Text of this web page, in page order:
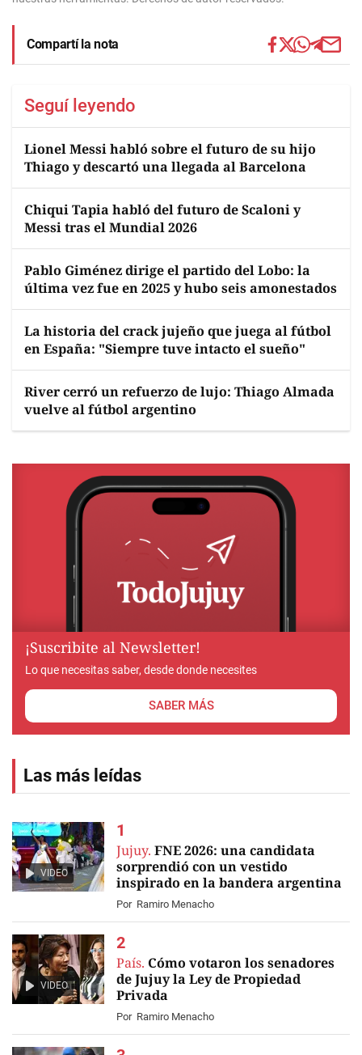
Compartí la nota
Seguí leyendo
Lionel Messi habló sobre el futuro de su hijo
Thiago y descartó una llegada al Barcelona
Chiqui Tapia habló del futuro de Scaloni y
Messi tras el Mundial 2026
Pablo Giménez dirige el partido del Lobo: la
última vez fue en 2025 y hubo seis amonestados
La historia del crack jujeño que juega al fútbol
en España: "Siempre tuve intacto el sueño"
River cerró un refuerzo de lujo: Thiago Almada
vuelve al fútbol argentino
¡Suscribite al Newsletter!
Lo que necesitas saber, desde donde necesites
SABER MÁS
Las más leídas
VIDEO
Jujuy. FNE 2026: una candidata
sorprendió con un vestido
inspirado en la bandera argentina
Por Ramiro Menacho
VIDEO
País. Cómo votaron los senadores
de Jujuy la Ley de Propiedad
Privada
Por Ramiro Menacho